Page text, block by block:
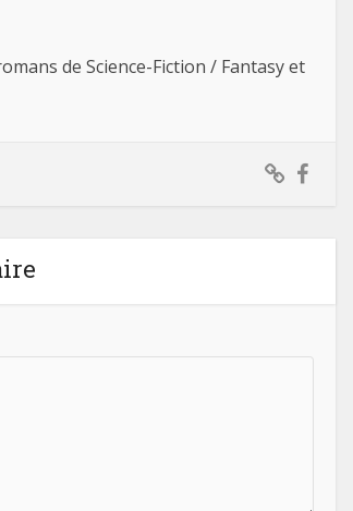
de Science-Fiction / Fantasy et